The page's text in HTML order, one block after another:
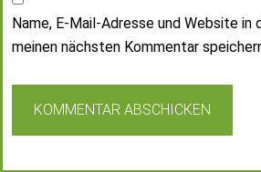
Name, E-Mail-Adresse und Website in
meinen nächsten Kommentar